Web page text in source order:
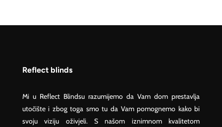
Reflect blinds
Mi u Reflect Blindsu razumijemo da Vam dom prestavlja
utočište i zbog toga smo tu da Vam pomognemo kako bi
svoju viziju oživjeli. S našom iznimnom kvalitetom